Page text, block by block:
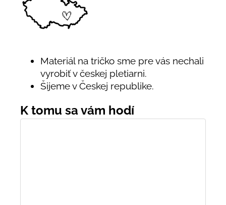
Materiál na tričko sme pre vás nechali
vyrobiť v českej pletiarni.
Šijeme v Českej republike.